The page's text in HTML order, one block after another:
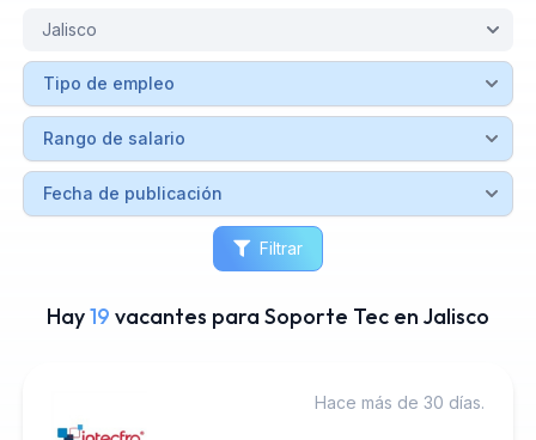
Filtrar
Hay19 vacantes para Soporte Tec en Jalisco
Hace más de 30 días.